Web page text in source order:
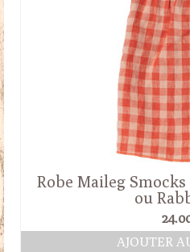
Robe Maileg
ou
AJOUTER